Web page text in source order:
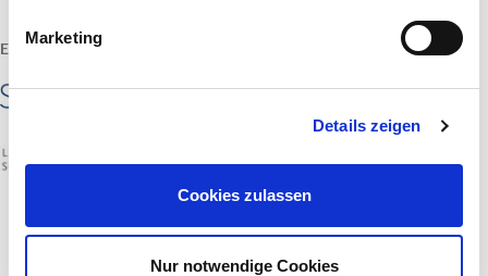
Marketing
Details zeigen
Cookies zulassen
Nur notwendige Cookies
EIN PROJEKT VON